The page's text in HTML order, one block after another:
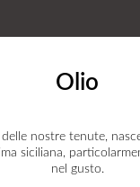
Olio
nostre tenute,
siciliana,
nel gusto.